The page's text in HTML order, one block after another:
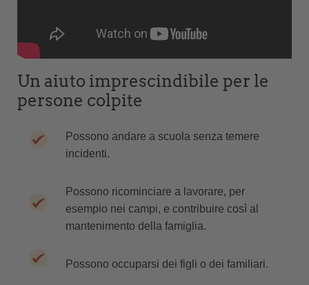
Un aiuto imprescindibile per le
persone colpite
Possono andare a scuola senza temere
incidenti.
Possono ricominciare a lavorare, per
esempio nei campi, e contribuire così al
mantenimento della famiglia.
Possono occuparsi dei figli o dei familiari.